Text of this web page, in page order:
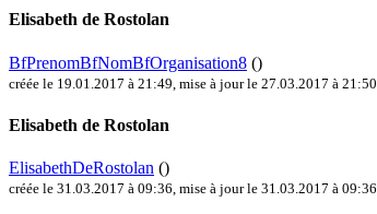
Elisabeth de Rostolan
BfPrenomBfNomBfOrganisation8 ()
créée le 19.01.2017 à 21:49 mise à jour le 27.03.2017 à 21:50
Elisabeth de Rostolan
ElisabethDeRostolan ()
créée le 31.03.2017 à 09:36, mise à jour le 31.03.2017 à 09:36